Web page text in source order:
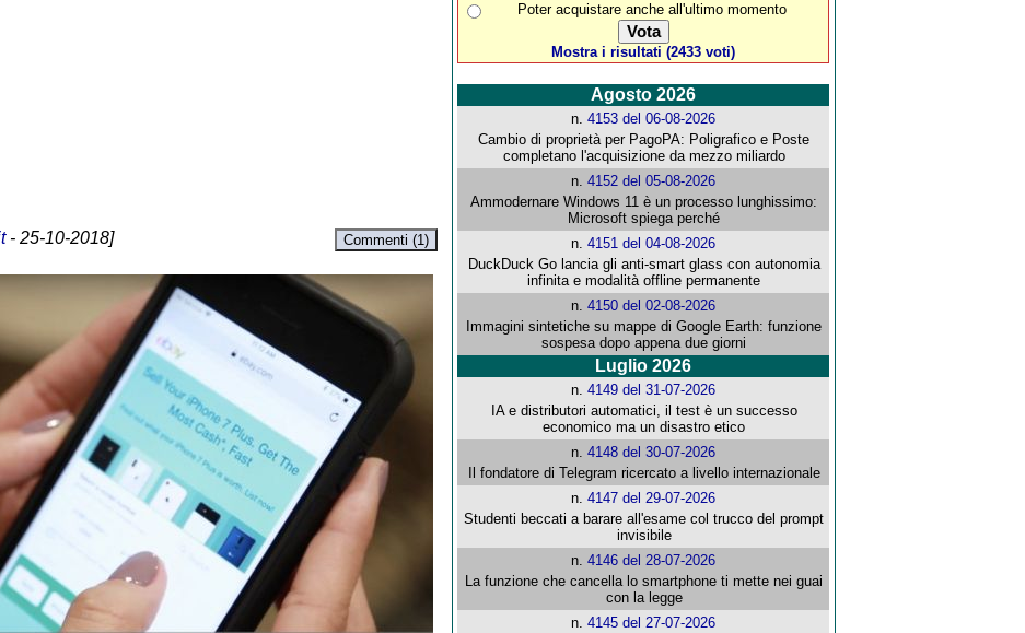
- 25-10-2018] Commenti (1)
Poter acquistare anche all'ultimo momento
Mostra i risultati (2433 voti)
Agosto 2026
n.4153 del 06-08-2026
Cambio di proprietà per PagoPA: Poligrafico e Poste
completano l'acquisizione da mezzo miliardo
n.4152 del 05-08-2026
Ammodernare Windows 11 è un processo lunghissimo:
Microsoft spiega perché
n.4151 del 04-08-2026
DuckDuck Go lancia gli anti-smart glass con autonomia
infinita e modalità offline permanente
n.4150 del 02-08-2026
Immagini sintetiche su mappe di Google Earth: funzione
sospesa dopo appena due giorni
Luglio 2026
n.4149 del 31-07-2026
IA e distributori automatici, il test è un successo
economico ma un disastro etico
n.4148 del 30-07-2026
Il fondatore di Telegram ricercato a livello internazionale
n.4147 del 29-07-2026
Studenti beccati a barare all'esame col trucco del prompt
invisibile
n.4146 del 28-07-2026
La funzione che cancella lo smartphone ti mette nei guai
con la legge
n.4145 del 27-07-2026